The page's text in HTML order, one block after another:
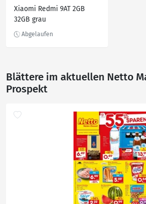
Xiaomi Redmi 9AT 2GB
32GB grau
Blättere im aktuellen Netto
Prospekt